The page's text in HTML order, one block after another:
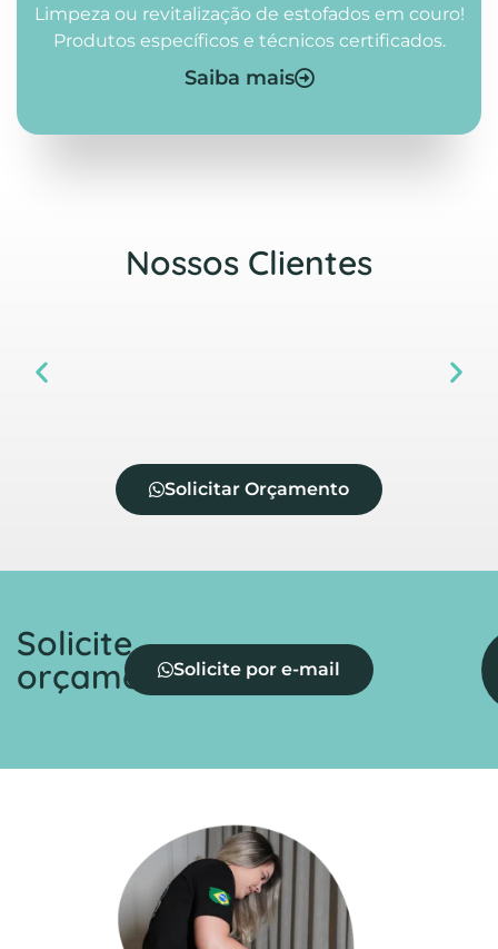
Limpeza ou revitalização de estofados em couro!
Produtos específicos e técnicos certificados.
Saiba mais
Nossos Clientes
Solicitar Orçamento
Solicite
orçamentoSolicite por e-mail